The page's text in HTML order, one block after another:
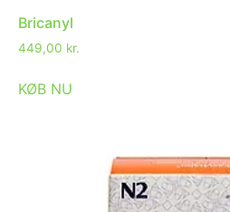
Bricanyl
449,00 kr.
KØB NU